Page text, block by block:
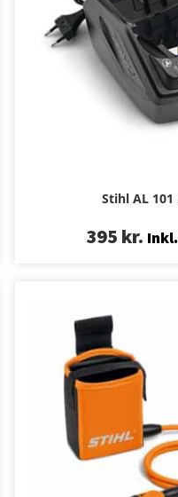
Stihl AL 101
395 kr.